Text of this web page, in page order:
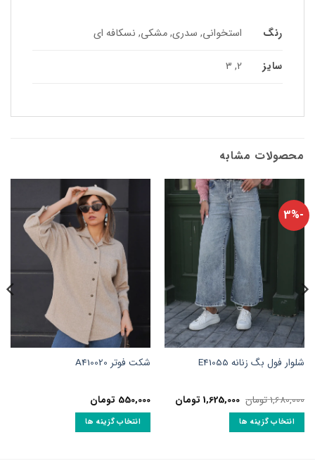
رنگ استخوانی, سدری, مشکی, نسکافه ای
سایز 2, 3
محصولات مشابه
-3%
شلوار فول بگ زنانه E41055
1,680,000تومان قیمت
اصلی:
بود.
1,625,000 تومانقیمت
فعلی:
انتخاب گزینه ها
شکت فوتر A410020
550,000 تومان
انتخاب گزینه ها